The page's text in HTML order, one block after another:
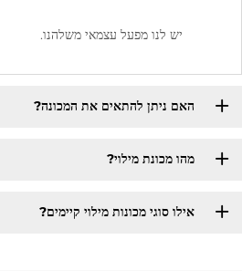
יש לנו מפעל עצמאי משלהנו.
האם ניתן להתאים את המכונה?
מהו מכונת מילוי?
אילו סוגי מכונות מילוי קיימים?​